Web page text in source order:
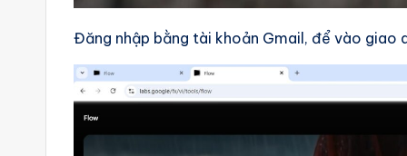
Đăng nhập bằng tài khoản Gmail, để vào giao